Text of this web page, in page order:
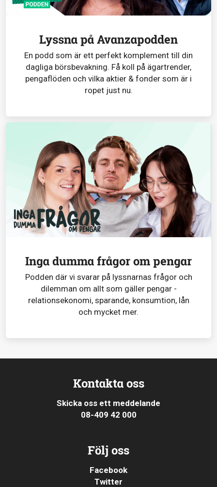
Lyssna på Avanzapodden
En podd som är ett perfekt komplement till din
dagliga börsbevakning. Få koll på ägartrender,
pengaflöden och vilka aktier & fonder som är i
ropet just nu.
Inga dumma frågor om pengar
Podden där vi svarar på lyssnarnas frågor och
dilemman om allt som gäller pengar -
relationsekonomi, sparande, konsumtion, lån
och mycket mer.
Kontakta oss
Skicka oss ett meddelande
08-409 42 000
Följ oss
Facebook
Twitter